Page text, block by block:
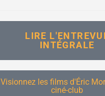
LIRE
INTÉGRALE
Visionnez les films d'Éric
ciné-club